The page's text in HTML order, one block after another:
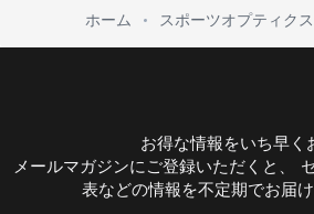
ホーム スポーツオプティク
お得な情報をいち早く
メールマガジンにご登録いただくと、
表などの情報を不定期でお届け